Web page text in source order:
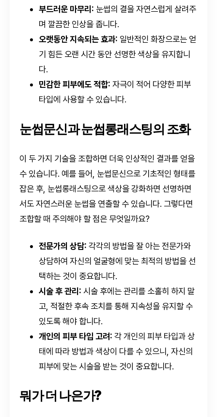
부드러운 마무리: 눈썹의 결을 자연스럽게 살려주
며 깔끔한 인상을 줍니다.
오랫동안 지속되는 효과: 일반적인 화장으로는 얻
기 힘든 오랜 시간 동안 선명한 색상을 유지합니
다.
민감한 피부에도 적합: 자극이 적어 다양한 피부
타입에 사용할 수 있습니다.
눈썹문신과 눈썹롱래스팅의 조화
이 두 가지 기술을 조합하면 더욱 인상적인 결과를 얻을
수 있습니다. 예를 들어, 눈썹문신으로 기초적인 형태를
잡은 후, 눈썹롱래스팅으로 색상을 강화하면 선명하면
서도 자연스러운 눈썹을 연출할 수 있습니다. 그렇다면
조합할 때 주의해야 할 점은 무엇일까요?
전문가의 상담: 각각의 방법을 잘 아는 전문가와
상담하여 자신의 얼굴형에 맞는 최적의 방법을 선
택하는 것이 중요합니다.
시술 후 관리: 시술 후에는 관리를 소홀히 하지 말
고, 적절한 후속 조치를 통해 지속성을 유지할 수
있도록 해야 합니다.
개인의 피부 타입 고려: 각 개인의 피부 타입과 상
태에 따라 방법과 색상이 다를 수 있으니, 자신의
피부에 맞는 시술을 받는 것이 중요합니다.
뭐가 더 나은가?